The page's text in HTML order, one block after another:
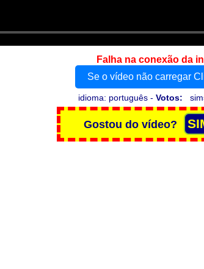
Falha na conexão da
Se o vídeo não carregar
idioma: português - Votos: